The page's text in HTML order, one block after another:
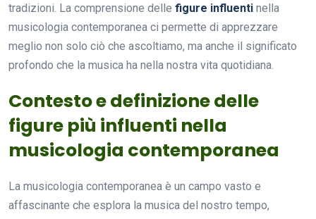
tradizioni. La comprensione delle figure influenti nella
musicologia contemporanea ci permette di apprezzare
meglio non solo ciò che ascoltiamo, ma anche il significato
profondo che la musica ha nella nostra vita quotidiana.
Contesto e definizione delle
figure più influenti nella
musicologia contemporanea
La musicologia contemporanea è un campo vasto e
affascinante che esplora la musica del nostro tempo,